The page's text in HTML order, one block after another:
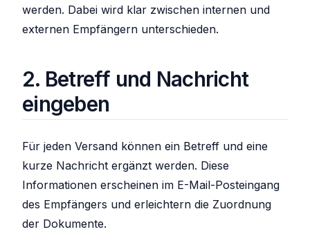
werden. Dabei wird klar zwischen internen und
externen Empfängern unterschieden.
2. Betreff und Nachricht
eingeben
Für jeden Versand können ein Betreff und eine
kurze Nachricht ergänzt werden. Diese
Informationen erscheinen im E-Mail-Posteingang
des Empfängers und erleichtern die Zuordnung
der Dokumente.